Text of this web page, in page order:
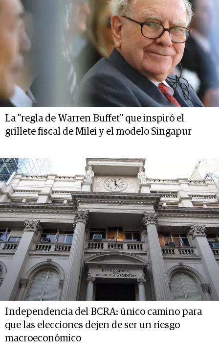
La "regla de Warren Buffet" que inspiró el
grillete fiscal de Milei y el modelo Singapur
Independencia del BCRA: único camino para
que las elecciones dejen de ser un riesgo
macroeconómico